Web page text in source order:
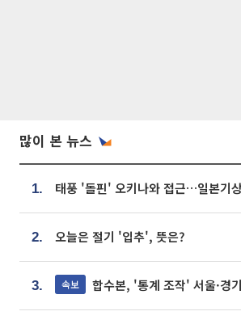
많이 본 뉴스
1.
2. 오늘은 절기 '입추', 뜻은?
3. 속보 합수본, '통계 조작' 서울·경기·충북 선관위